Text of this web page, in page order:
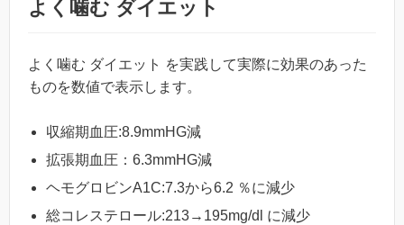
よく噛む ダイエット
よく噛む ダイエット を実践して実際に効果のあった
ものを数値で表示します。
収縮期血圧:8.9mmHG減
拡張期血圧：6.3mmHG減
ヘモグロビンA1C:7.3から6.2 ％に減少
総コレステロール:213→195mg/dl に減少